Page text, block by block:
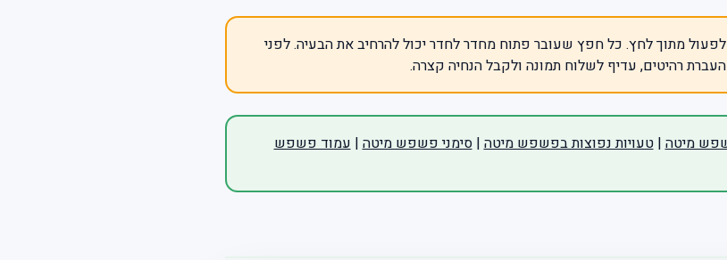
מתוך לחץ. כל חפץ שעובר פתוח מחדר לחדר יכול להרחיב את הבעיה. לפני
רהיטים, עדיף לשלוח תמונה ולקבל הנחיה קצרה.
מיטה |טעויות נפוצות בפשפש מיטה |סימני פשפש מיטה | עמוד פשפש